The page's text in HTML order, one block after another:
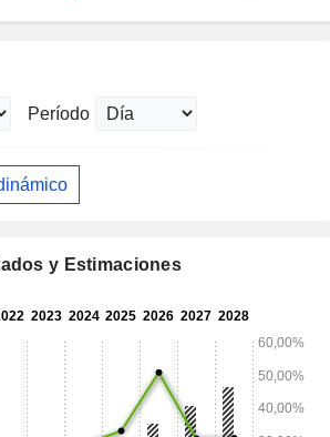
Período
y Estimaciones